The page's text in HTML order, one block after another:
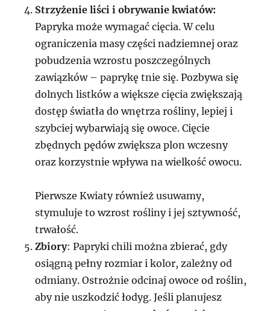
Strzyżenie liści i obrywanie kwiatów:
Papryka może wymagać cięcia. W celu
ograniczenia masy części nadziemnej oraz
pobudzenia wzrostu poszczególnych
zawiązków – paprykę tnie się. Pozbywa się
dolnych listków a większe cięcia zwiększają
dostęp światła do wnętrza rośliny, lepiej i
szybciej wybarwiają się owoce. Cięcie
zbędnych pędów zwiększa plon wczesny
oraz korzystnie wpływa na wielkość owocu.
Pierwsze Kwiaty również usuwamy,
stymuluje to wzrost rośliny i jej sztywność,
trwałość.
Zbiory: Papryki chili można zbierać, gdy
osiągną pełny rozmiar i kolor, zależny od
odmiany. Ostrożnie odcinaj owoce od roślin,
aby nie uszkodzić łodyg. Jeśli planujesz